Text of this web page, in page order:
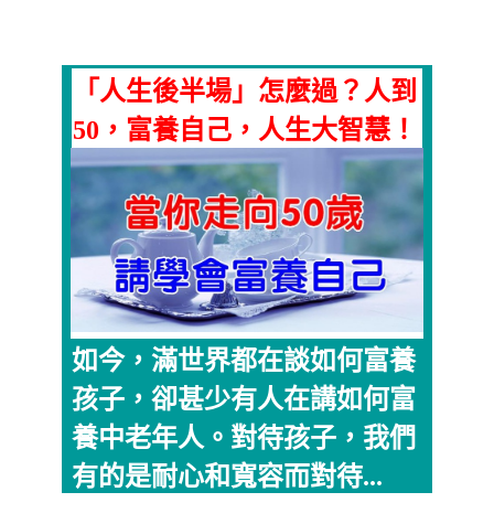
「人生後半場」怎麼過？人到
50，富養自己，人生大智慧！
如今，滿世界都在談如何富養
孩子，卻甚少有人在講如何富
養中老年人。對待孩子，我們
有的是耐心和寬容而對待...